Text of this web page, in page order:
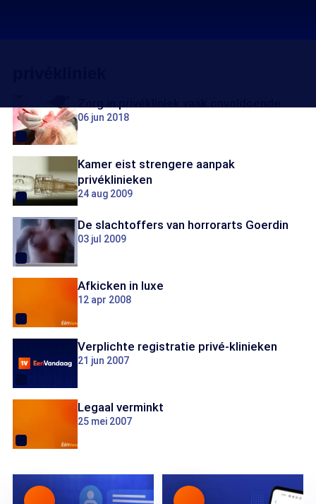
06 jun 2018
Kamer eist strengere aanpak
privéklinieken
24 aug 2009
De slachtoffers van horrorarts Goerdin
03 jul 2009
Afkicken in luxe
12 apr 2008
Verplichte registratie privé-klinieken
21 jun 2007
Legaal verminkt
25 mei 2007